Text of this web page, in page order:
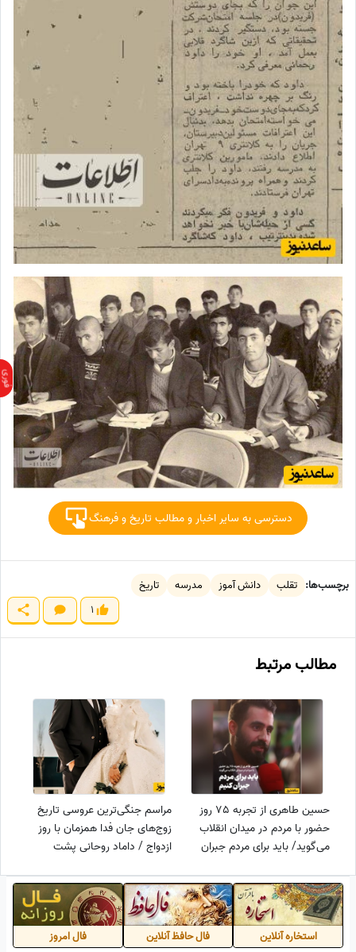
دسترسی به سایر اخبار و مطالب تاریخ و فرهنگ
برچسب‌ها: تقلب دانش آموز مدرسه
تاریخ
1
مطالب مرتبط
حسین طاهری از تجربه 75 روز
حضور با مردم در میدان انقلاب
می‌گوید/ باید برای مردم جبران
مراسم جنگی‌ترین عروسی تاریخ
زوج‌های جان فدا همزمان با روز
ازدواج / داماد روحانی پشت
استخاره آنلاین فال حافظ آنلاین فال امروز